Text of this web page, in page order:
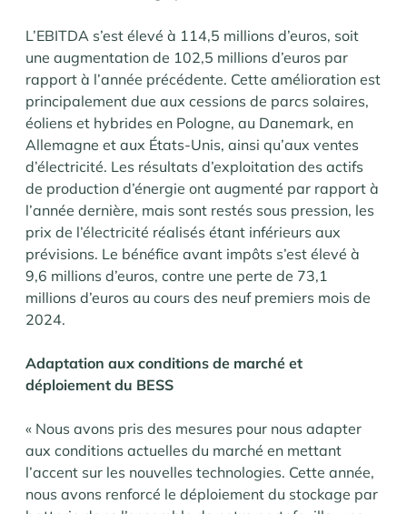
L’EBITDA s’est élevé à 114,5 millions d’euros, soit
une augmentation de 102,5 millions d’euros par
rapport à l’année précédente. Cette amélioration est
principalement due aux cessions de parcs solaires,
éoliens et hybrides en Pologne, au Danemark, en
Allemagne et aux États-Unis, ainsi qu’aux ventes
d’électricité. Les résultats d’exploitation des actifs
de production d’énergie ont augmenté par rapport à
l’année dernière, mais sont restés sous pression, les
prix de l’électricité réalisés étant inférieurs aux
prévisions. Le bénéfice avant impôts s’est élevé à
9,6 millions d’euros, contre une perte de 73,1
millions d’euros au cours des neuf premiers mois de
2024.
Adaptation aux conditions de marché et
déploiement du BESS
« Nous avons pris des mesures pour nous adapter
aux conditions actuelles du marché en mettant
l’accent sur les nouvelles technologies. Cette année,
nous avons renforcé le déploiement du stockage par